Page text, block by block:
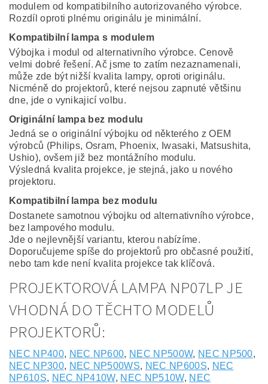
modulem od kompatibilního autorizovaného výrobce.
Rozdíl oproti plnému originálu je minimální.
Kompatibilní lampa s modulem
Výbojka i modul od alternativního výrobce. Cenově
velmi dobré řešení. Ač jsme to zatím nezaznamenali,
může zde být nižší kvalita lampy, oproti originálu.
Nicméně do projektorů, které nejsou zapnuté většinu
dne, jde o vynikajicí volbu.
Originální lampa bez modulu
Jedná se o originální výbojku od některého z OEM
výrobců (Philips, Osram, Phoenix, Iwasaki, Matsushita,
Ushio), ovšem již bez montážního modulu.
Výsledná kvalita projekce, je stejná, jako u nového
projektoru.
Kompatibilní lampa bez modulu
Dostanete samotnou výbojku od alternativního výrobce,
bez lampového modulu.
Jde o nejlevnější variantu, kterou nabízíme.
Doporučujeme spíše do projektorů pro občasné použití,
nebo tam kde není kvalita projekce tak klíčová.
PROJEKTOROVÁ LAMPA NP07LP JE
VHODNÁ DO TĚCHTO MODELŮ
PROJEKTORŮ:
NEC NP400, NEC NP600, NEC NP500W, NEC NP500,
NEC NP300, NEC NP500WS, NEC NP600S, NEC
NP610S, NEC NP410W, NEC NP510W, NEC